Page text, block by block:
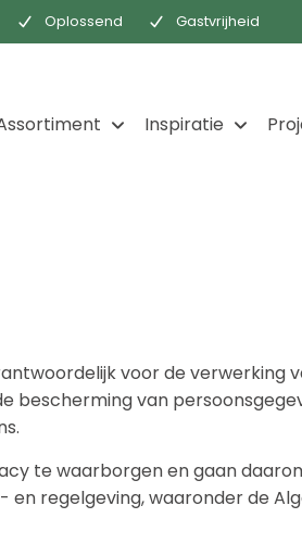
Oplossend Gastvrijheid
Inspiratie
voor de verwerking
bescherming van
te waarborgen en gaan
en regelgeving, waaronder de